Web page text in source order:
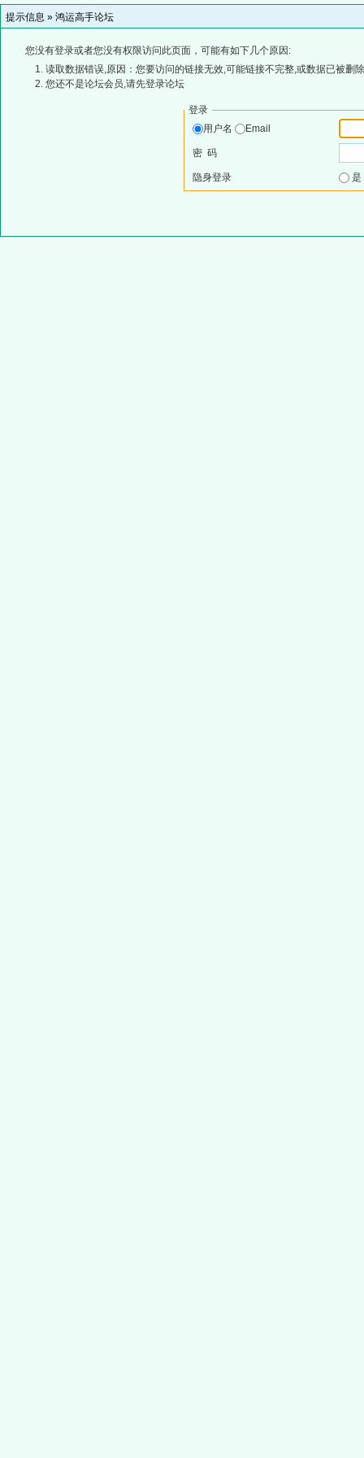
提示信息 » 鸿运高手论坛
您没有登录或者您没有权限访问此页面，可能有如下几个原因:
读取数据错误,原因：您要访问的链接无效,可能链接不完整,或数据已被删
您还不是论坛会员,请先登录论坛
登录
用户名
Email
密 码
隐身登录